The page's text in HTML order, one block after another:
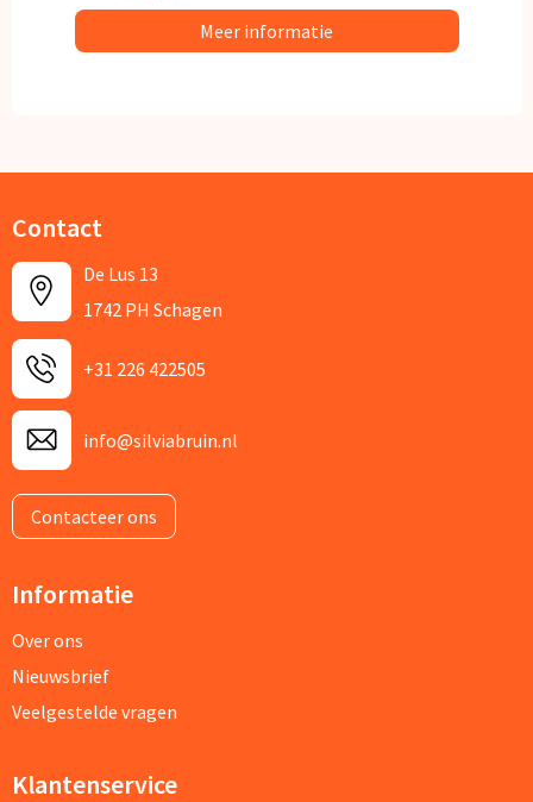
Meer informatie
Contact
De Lus 13
1742 PH Schagen
+31 226 422505
info@silviabruin.nl
Contacteer ons
Informatie
Over ons
Nieuwsbrief
Veelgestelde vragen
Klantenservice